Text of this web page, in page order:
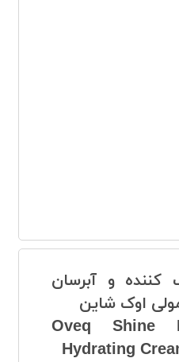
و آبرسان
اوک شاین
Oveq Shine
Hydrating